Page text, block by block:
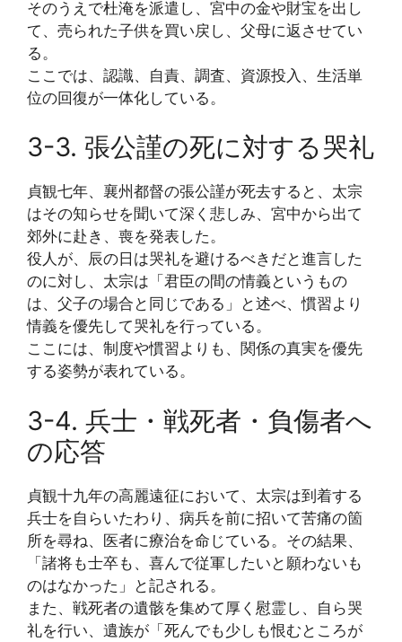
そのうえで杜淹を派遣し、宮中の金や財宝を出し
て、売られた子供を買い戻し、父母に返させてい
る。
ここでは、認識、自責、調査、資源投入、生活単
位の回復が一体化している。
3-3. 張公謹の死に対する哭礼
貞観七年、襄州都督の張公謹が死去すると、太宗
はその知らせを聞いて深く悲しみ、宮中から出て
郊外に赴き、喪を発表した。
役人が、辰の日は哭礼を避けるべきだと進言した
のに対し、太宗は「君臣の間の情義というもの
は、父子の場合と同じである」と述べ、慣習より
情義を優先して哭礼を行っている。
ここには、制度や慣習よりも、関係の真実を優先
する姿勢が表れている。
3-4. 兵士・戦死者・負傷者へ
の応答
貞観十九年の高麗遠征において、太宗は到着する
兵士を自らいたわり、病兵を前に招いて苦痛の箇
所を尋ね、医者に療治を命じている。その結果、
「諸将も士卒も、喜んで従軍したいと願わないも
のはなかった」と記される。
また、戦死者の遺骸を集めて厚く慰霊し、自ら哭
礼を行い、遺族が「死んでも少しも恨むところが